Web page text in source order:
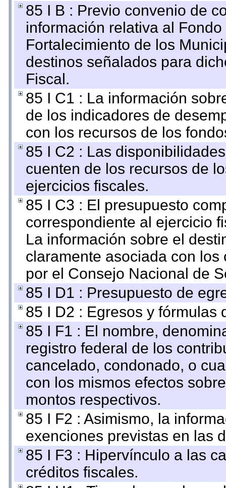
85 I B : Previo convenio de
información relativa al
Fortalecimiento de los
destinos señalados para
Fiscal.
85 I C1 : La información
de los indicadores de
con los recursos de los
85 I C2 : Las
cuenten de los recursos de
ejercicios fiscales.
85 I C3 : El presupuesto
correspondiente al ejercicio
La información sobre el
claramente asociada con
por el Consejo Nacional de
85 I D1 : Presupuesto de
85 I D2 : Egresos y fórmulas
85 I F1 : El nombre,
registro federal de los
cancelado, condonado, o
con los mismos efectos
montos respectivos.
85 I F2 : Asimismo, la
exenciones previstas en las
85 I F3 : Hipervínculo a las
créditos fiscales.